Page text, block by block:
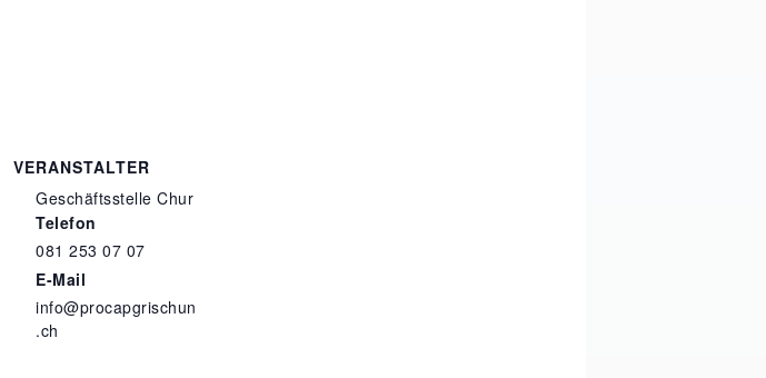
VERANSTALTER
Geschäftsstelle Chur
Telefon
081 253 07 07
E-Mail
info@procapgrischun
.ch